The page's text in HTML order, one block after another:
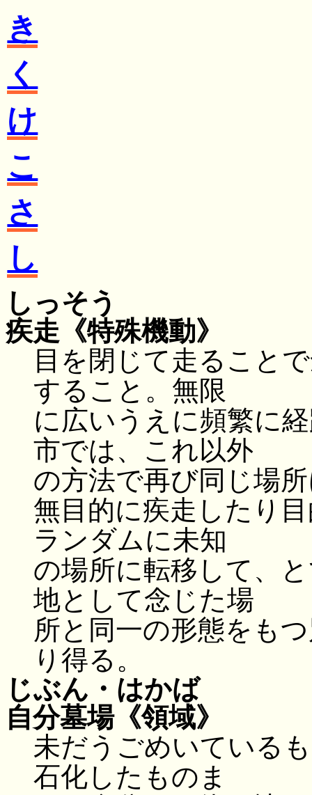
き
く
け
こ
さ
し
しっそう
疾走 《特殊機動》
目を閉じて走ること
すること。無限
に広いうえに頻繁に
市では、これ以外
の方法で再び同じ場
無目的に疾走したり
ランダムに未知
の場所に転移して、
地として念じた場
所と同一の形態をも
り得る。
じぶん・はかば
自分墓場《領域》
未だうごめいている
石化したものま